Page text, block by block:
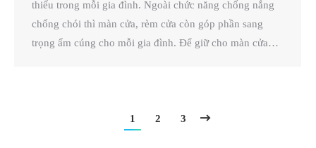
thiếu trong mỗi gia đình. Ngoài chức năng chống nắng
chống chói thì màn cửa, rèm cửa còn góp phần sang
trọng ấm cúng cho mỗi gia đình. Để giữ cho màn cửa…
1 2 3